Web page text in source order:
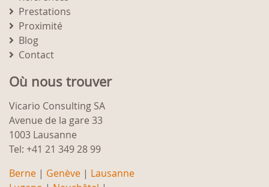
Prestations
Proximité
Blog
Contact
Où nous trouver
Vicario Consulting SA
Avenue de la gare 33
1003 Lausanne
Tel: +41 21 349 28 99
Berne | Genève | Lausanne